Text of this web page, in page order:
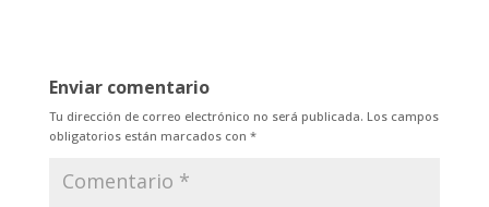
Enviar comentario
Tu dirección de correo electrónico no será publicada. Los campos
obligatorios están marcados con *